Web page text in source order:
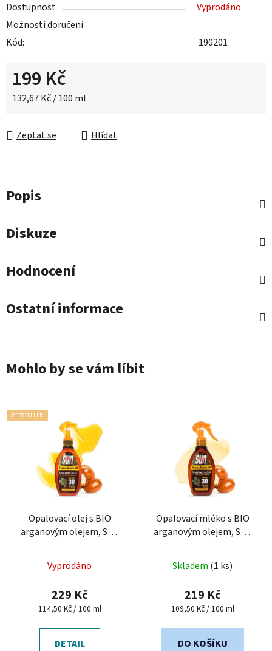
Dostupnost
Vyprodáno
Možnosti doručení
Kód:
190201
199 Kč
Měrná cena:
132,67 Kč / 100 ml
Zeptat se Hlídat
Popis
Diskuze
Hodnocení
Ostatní informace
Mohlo by se vám líbit
BESTSELLER
Opalovací olej s BIO
arganovým olejem, SPF
hodnocení
produktu
je
z
Vyprodáno
229 Kč
Měrná
114,50 Kč / 100 ml
DETAIL
Opalovací mléko s BIO
arganovým olejem, SPF
hodnocení
produktu
je
z
Skladem (1 ks)
219 Kč
Měrná
109,50 Kč / 100 ml
DO KOŠÍKU